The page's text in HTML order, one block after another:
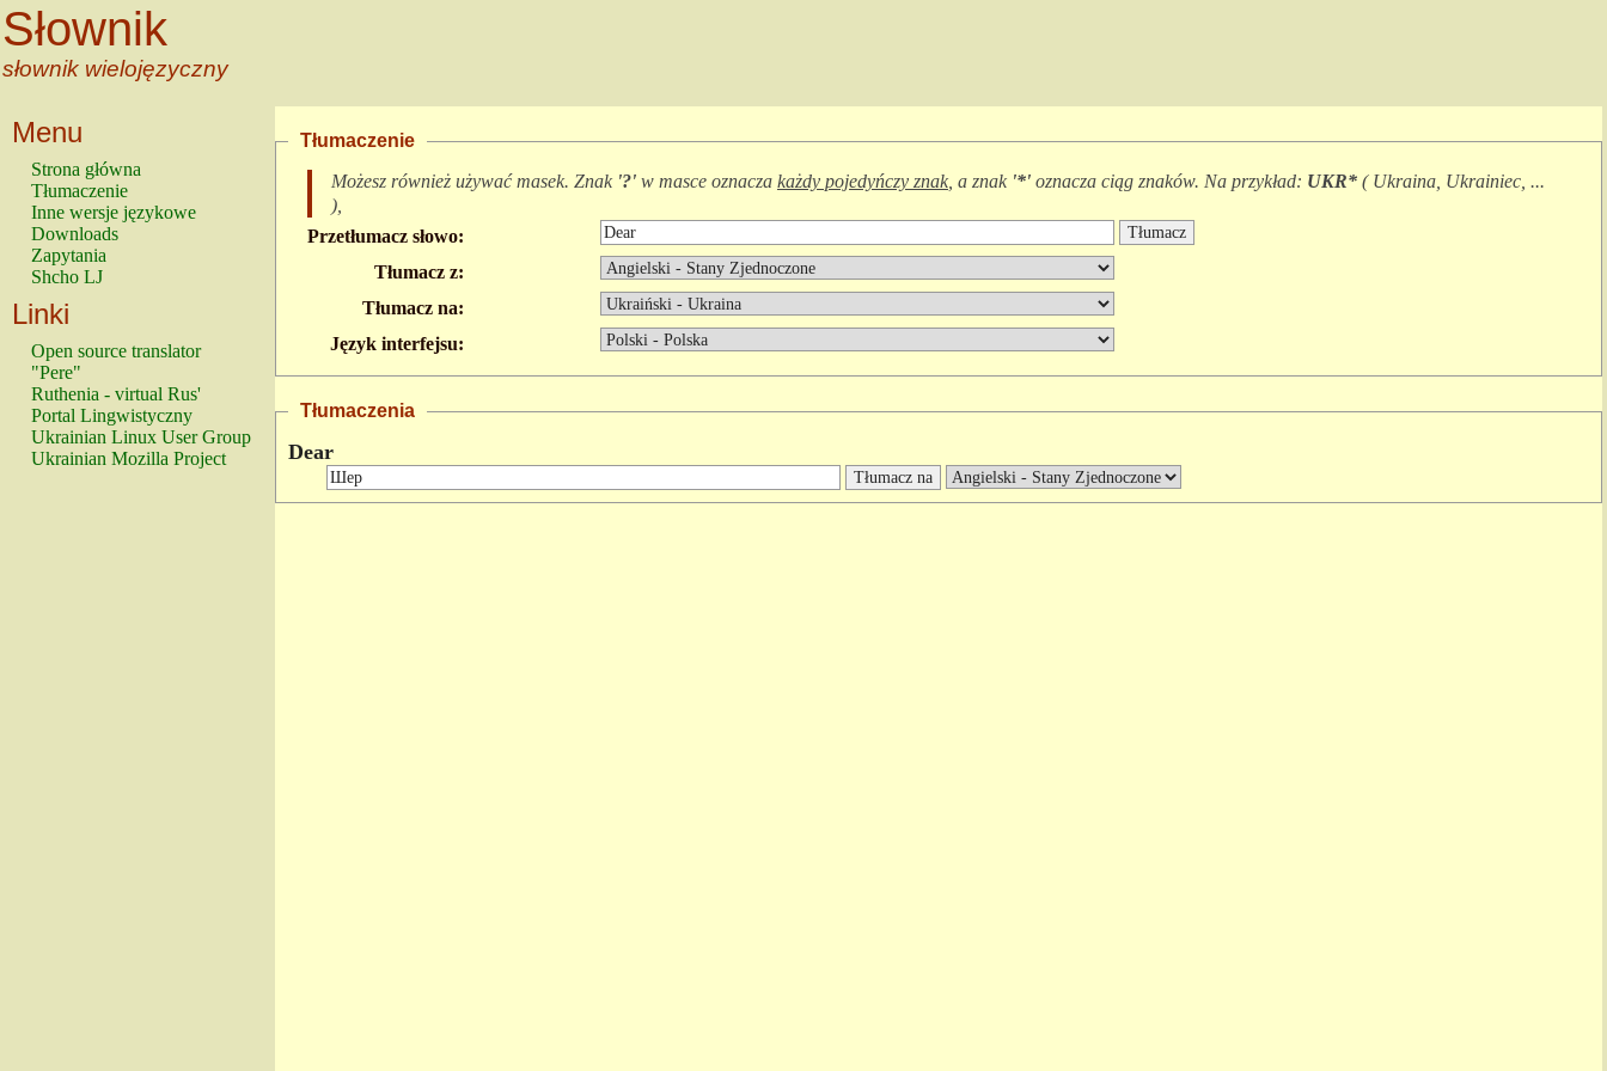
Słownik
słownik wielojęzyczny
Menu
Strona główna
Tłumaczenie
Inne wersje językowe
Downloads
Zapytania
Shcho LJ
Linki
Open source translator
"Pere"
Ruthenia - virtual Rus'
Portal Lingwistyczny
Ukrainian Linux User Group
Ukrainian Mozilla Project
Tłumaczenie
Możesz również używać masek. Znak '?' w masce oznacza każdy pojedyńczy znak , a znak '*' oznacza ciąg znaków. Na przykład: UKR* (Ukraina, Ukrainiec, ...
),
Przetłumacz słowo:
Tłumacz z:
Tłumacz na:
Język interfejsu:
Tłumaczenia
Dear